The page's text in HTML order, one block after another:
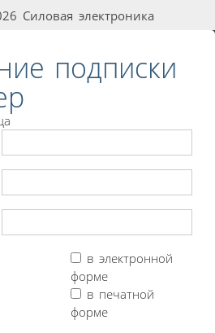
Силовая электроника
подписки
в электронной
форме
в печатной
форме